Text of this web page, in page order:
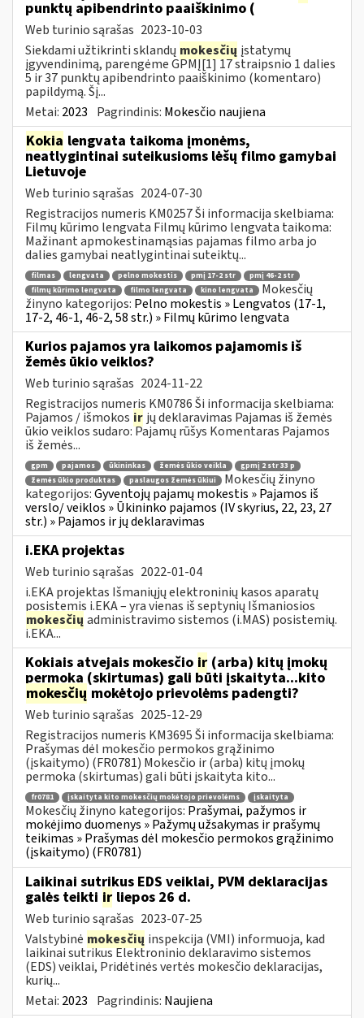
punktų apibendrinto paaiškinimo (
Web turinio sąrašas 2023-10-03
Siekdami užtikrinti sklandų mokesčių įstatymų
įgyvendinimą, parengėme GPMĮ[1] 17 straipsnio 1 dalies
5 ir 37 punktų apibendrinto paaiškinimo (komentaro)
papildymą. Šį...
Metai: 2023 Pagrindinis: Mokesčio naujiena
Kokia lengvata taikoma įmonėms,
neatlygintinai suteikusioms lėšų filmo gamybai
Lietuvoje
Web turinio sąrašas 2024-07-30
Registracijos numeris KM0257 Ši informacija skelbiama:
Filmų kūrimo lengvata Filmų kūrimo lengvata taikoma:
Mažinant apmokestinamąsias pajamas filmo arba jo
dalies gamybai neatlygintinai suteiktų...
filmas lengvata pelno mokestis pmį 17-2 str
pmį 46-2 str
filmų kūrimo lengvata
filmo lengvata kino lengvata
Mokesčių
žinyno kategorijos: Pelno mokestis » Lengvatos (17-1,
17-2, 46-1, 46-2, 58 str.) » Filmų kūrimo lengvata
Kurios pajamos yra laikomos pajamomis iš
žemės ūkio veiklos?
Web turinio sąrašas 2024-11-22
Registracijos numeris KM0786 Ši informacija skelbiama:
Pajamos / išmokos ir jų deklaravimas Pajamas iš žemės
ūkio veiklos sudaro: Pajamų rūšys Komentaras Pajamos
iš žemės...
gpm pajamos ūkininkas žemės ūkio veikla
gpmį 2 str 33 p
žemės ūkio produktas
paslaugos žemės ūkiui
Mokesčių žinyno
kategorijos:Gyventojų pajamų mokestis » Pajamos iš
verslo/ veiklos » Ūkininko pajamos (IV skyrius, 22, 23, 27
str.) » Pajamos ir jų deklaravimas
i.EKA projektas
Web turinio sąrašas 2022-01-04
i.EKA projektas Išmaniųjų elektroninių kasos aparatų
posistemis i.EKA – yra vienas iš septynių Išmaniosios
mokesčių administravimo sistemos (i.MAS) posistemių.
i.EKA...
Kokiais atvejais mokesčio ir (arba) kitų įmokų
permoka (skirtumas) gali būti įskaityta...kito
mokesčių mokėtojo prievolėms padengti?
Web turinio sąrašas 2025-12-29
Registracijos numeris KM3695 Ši informacija skelbiama:
Prašymas dėl mokesčio permokos grąžinimo
(įskaitymo) (FR0781) Mokesčio ir (arba) kitų įmokų
permoka (skirtumas) gali būti įskaityta kito...
fr0781 įskaityta kito mokesčių mokėtojo prievolėms įskaityta
Mokesčių žinyno kategorijos: Prašymai, pažymos ir
mokėjimo duomenys » Pažymų užsakymas ir prašymų
teikimas » Prašymas dėl mokesčio permokos grąžinimo
(įskaitymo) (FR0781)
Laikinai sutrikus EDS veiklai, PVM deklaracijas
galės teikti ir liepos 26 d.
Web turinio sąrašas 2023-07-25
Valstybinė mokesčių inspekcija (VMI) informuoja, kad
laikinai sutrikus Elektroninio deklaravimo sistemos
(EDS) veiklai, Pridėtinės vertės mokesčio deklaracijas,
kurių...
Metai: 2023 Pagrindinis: Naujiena